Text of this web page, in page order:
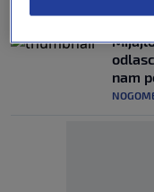
nam